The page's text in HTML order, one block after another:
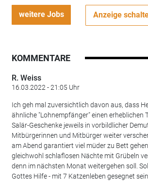
weitere Jobs Anzeige
KOMMENTARE
R. Weiss
16.03.2022 - 21:05 Uhr
Ich geh mal zuversichtlich davon aus, dass
ähnliche "Lohnempfänger" einen erheblichen
Salär-Geschenke jeweils in vorbildlicher
Mitbürgerinnen und Mitbürger weiter
am Abend garantiert viel müder zu Bett
gleichwohl schlaflosen Nächte mit Grübeln
denn im nächsten Monat weitergehen soll.
Gottes Hilfe - mit 7 Katzenleben gesegnet